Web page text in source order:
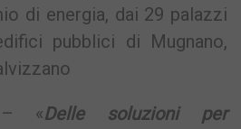
di energia, dai 29 palazzi
pubblici di Mugnano,
«Delle soluzioni per